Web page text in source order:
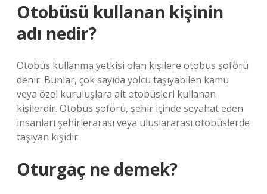
Otobüsü kullanan kişinin
adı nedir?
Otobüs kullanma yetkisi olan kişilere otobüs şoförü
denir. Bunlar, çok sayıda yolcu taşıyabilen kamu
veya özel kuruluşlara ait otobüsleri kullanan
kişilerdir. Otobüs şoförü, şehir içinde seyahat eden
insanları şehirlerarası veya uluslararası otobüslerde
taşıyan kişidir.
Oturgaç ne demek?